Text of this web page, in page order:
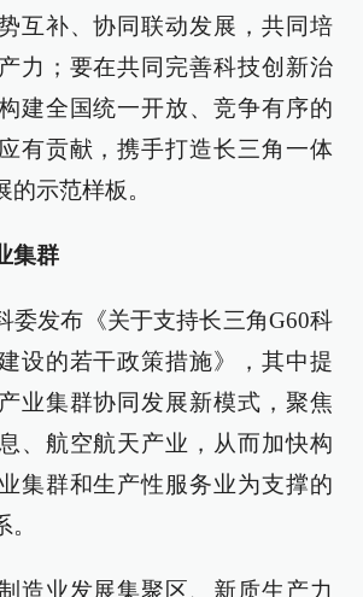
互补、协同联动发展，共同培
力；要在共同完善科技创新治
建全国统一开放、竞争有序的
有贡献，携手打造长三角一体
示范样板。
集群
委发布《关于支持长三角G60科
设的若干政策措施》，其中提
业集群协同发展新模式，聚焦
、航空航天产业，从而加快构
集群和生产性服务业为支撑的
造业发展集聚区、新质生产力